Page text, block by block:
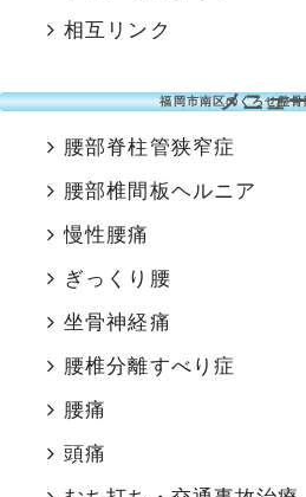
相互リンク
福岡市南区のくろせ整
メニュ
腰部脊柱管狭窄症
腰部椎間板ヘルニア
慢性腰痛
ぎっくり腰
坐骨神経痛
腰椎分離すべり症
腰痛
頭痛